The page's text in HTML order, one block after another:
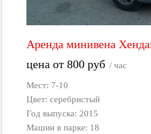
Аренда минивена
цена от 800руб / час
Мест: 7-10
Цвет: серебристый
Год выпуска: 2015
Машин в парке: 18